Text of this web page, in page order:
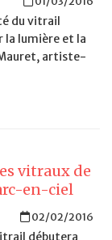
du vitrail
la lumière et la
artiste-
vitraux de
en-ciel
02/02/2016
débutera